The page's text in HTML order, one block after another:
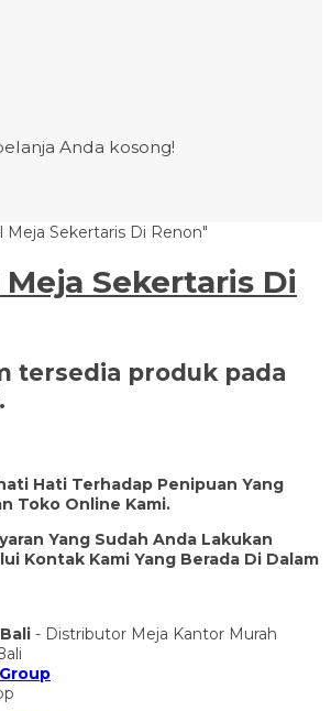
Anda kosong!
Meja Sekertaris Di Renon"
Sekertaris Di
tersedia produk pada
Hati Terhadap Penipuan Yang
Toko Online Kami.
Yang Sudah Anda Lakukan
Kontak Kami Yang Berada Di Dalam
- Distributor Meja Kantor Murah